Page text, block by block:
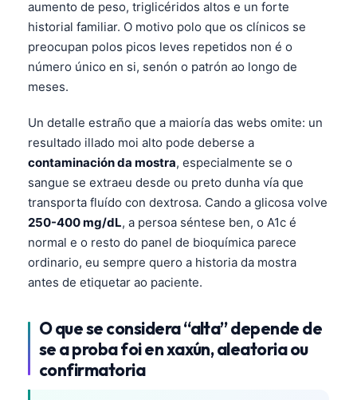
aumento de peso, triglicéridos altos e un forte
historial familiar. O motivo polo que os clínicos se
preocupan polos picos leves repetidos non é o
número único en si, senón o patrón ao longo de
meses.
Un detalle estraño que a maioría das webs omite: un
resultado illado moi alto pode deberse a
contaminación da mostra, especialmente se o
sangue se extraeu desde ou preto dunha vía que
transporta fluído con dextrosa. Cando a glicosa volve
250-400 mg/dL, a persoa séntese ben, o A1c é
normal e o resto do panel de bioquímica parece
ordinario, eu sempre quero a historia da mostra
antes de etiquetar ao paciente.
O que se considera “alta” depende de
se a proba foi en xaxún, aleatoria ou
confirmatoria